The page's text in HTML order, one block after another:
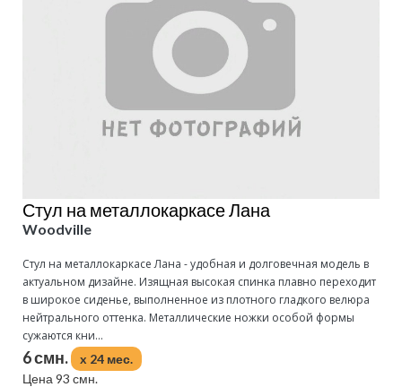
Стул на металлокаркасе Лана
Woodville
Стул на металлокаркасе Лана - удобная и долговечная модель в
актуальном дизайне. Изящная высокая спинка плавно переходит
в широкое сиденье, выполненное из плотного гладкого велюра
нейтрального оттенка. Металлические ножки особой формы
сужаются кни...
6 смн.
x 24 мес.
Цена 93 смн.